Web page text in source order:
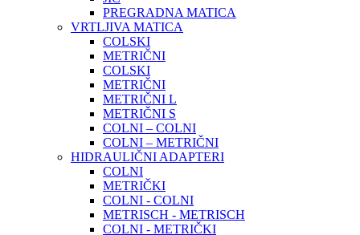
PREGRADNA MATICA
VRTLJIVA MATICA
COLSKI
METRIČNI
COLSKI
METRIČNI
METRIČNI L
METRIČNI S
COLNI – COLNI
COLNI – METRIČNI
HIDRAULIČNI ADAPTERI
COLNI
METRIČKI
COLNI - COLNI
METRISCH - METRISCH
COLNI - METRIČKI